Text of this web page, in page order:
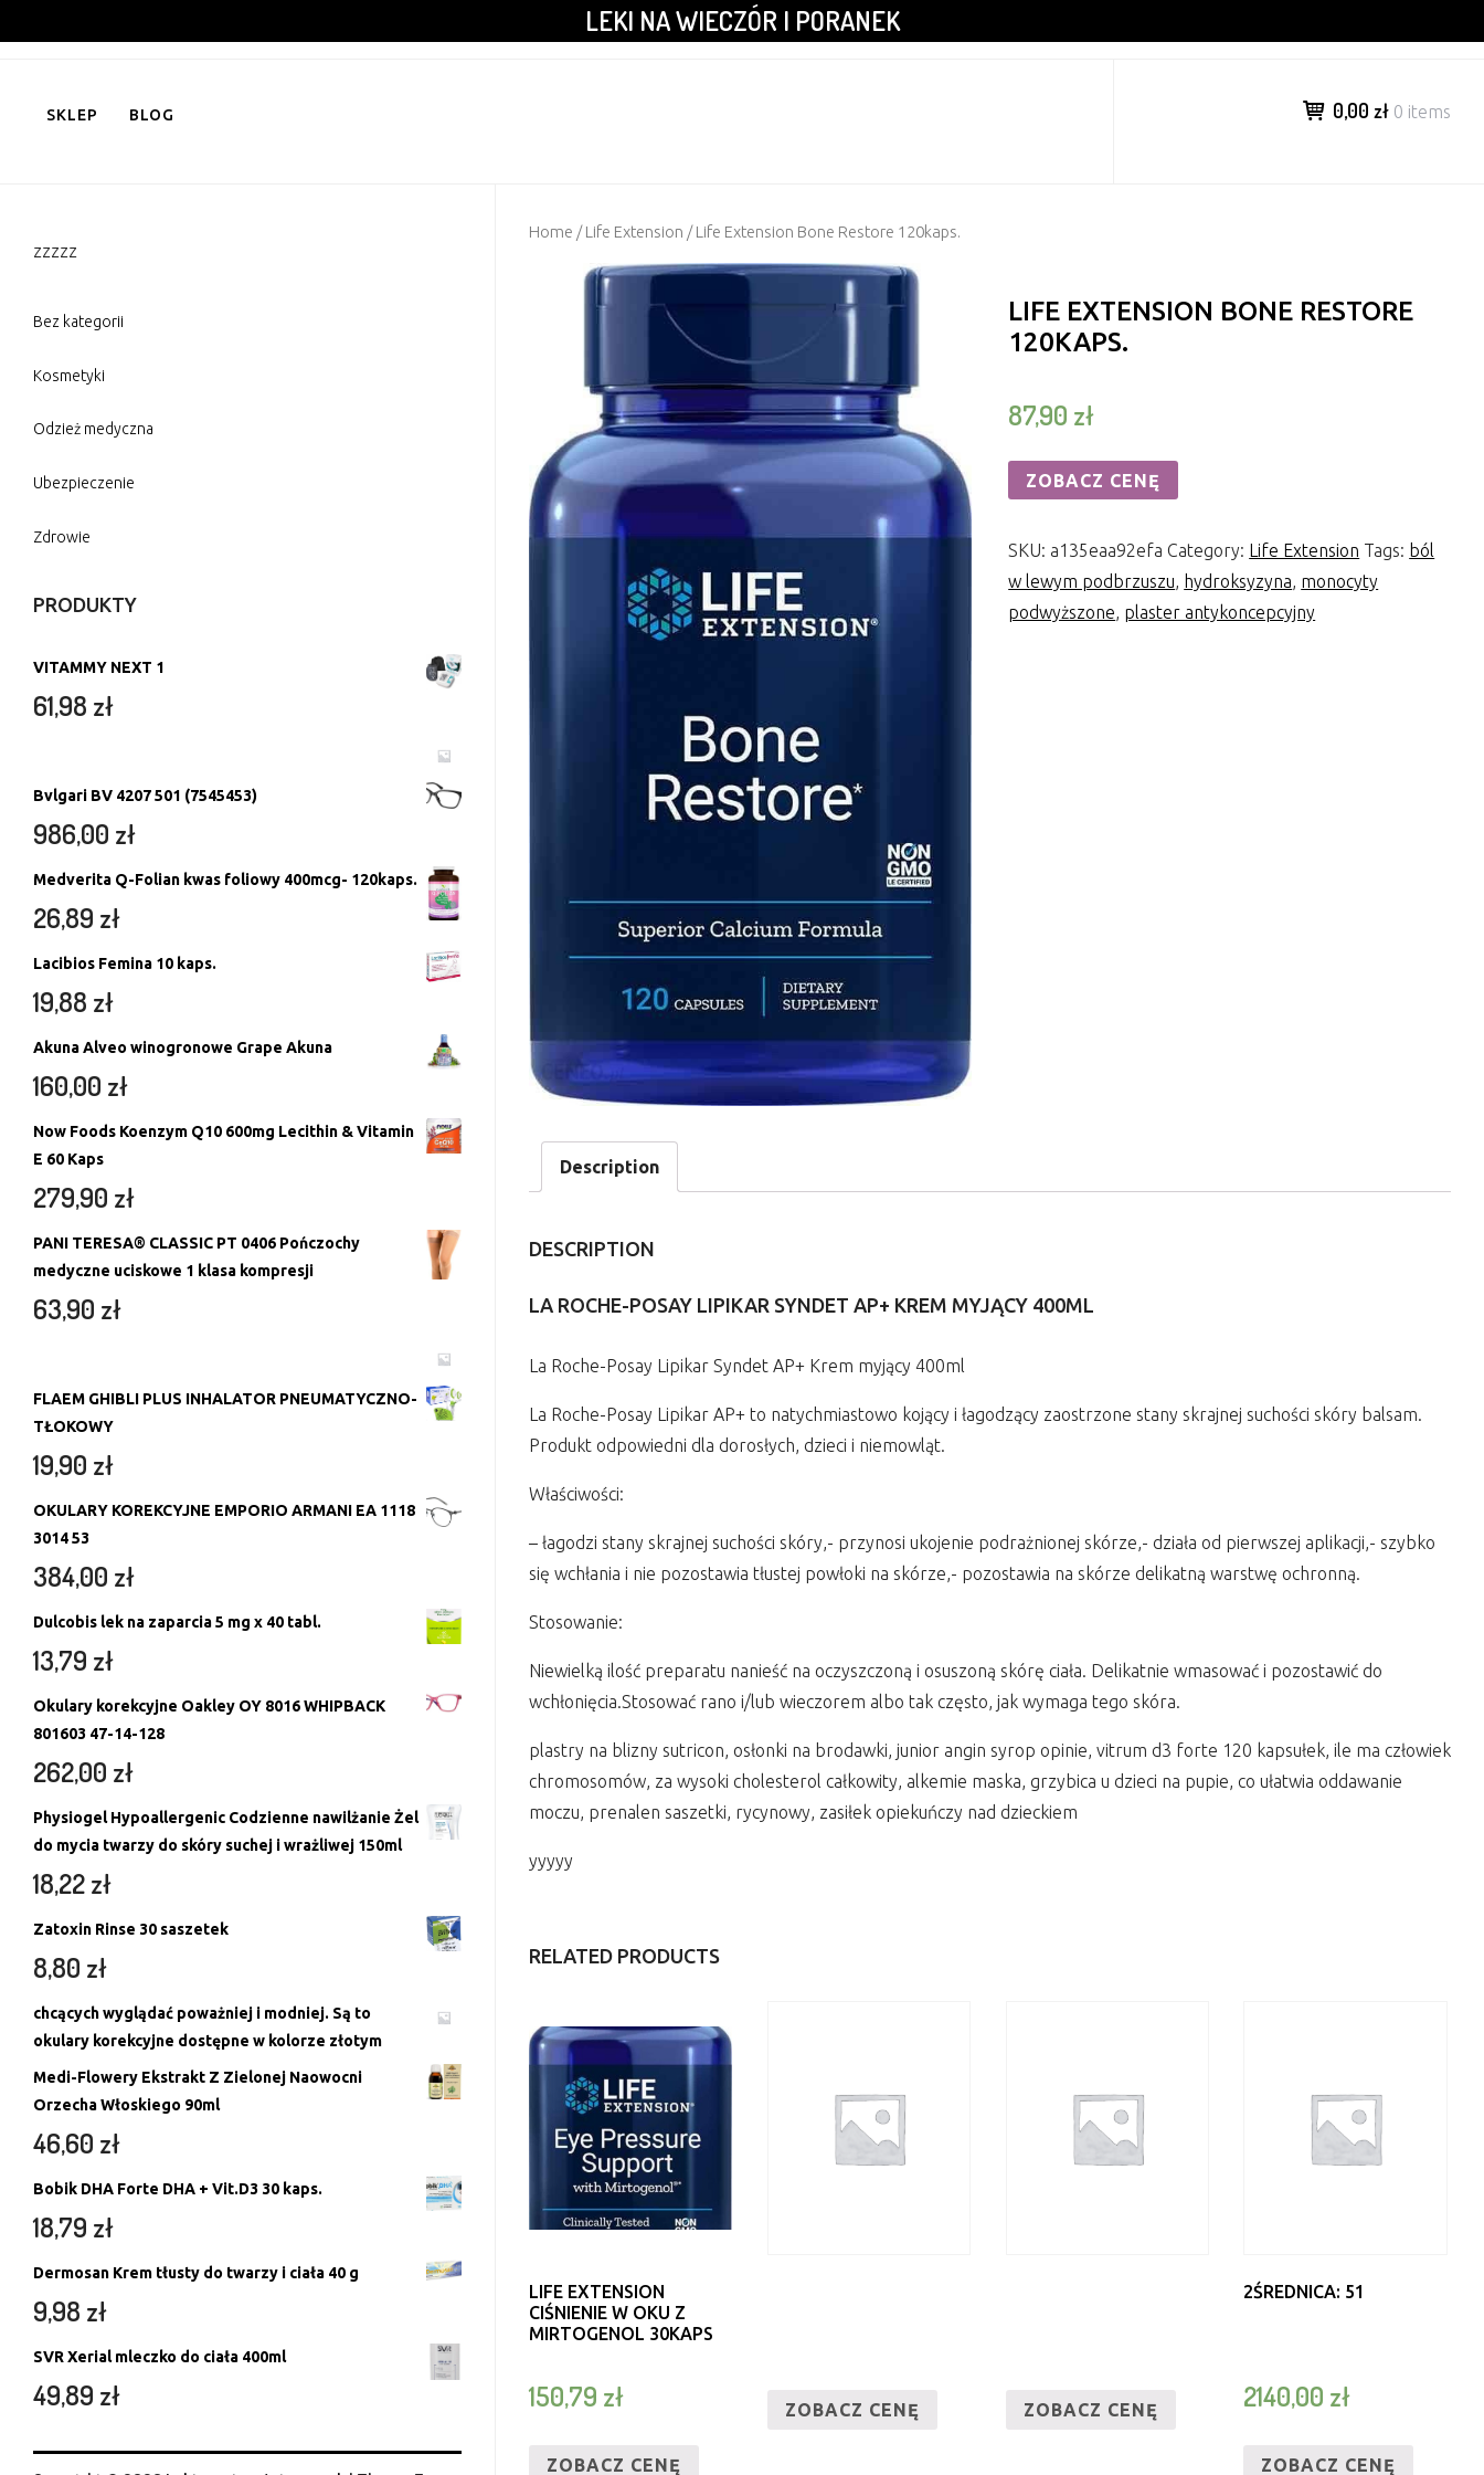
to
LEKI NA WIECZÓR I PORANEK
SKLEP BLOG 0,00 zł 0 items
Home /Life Extension / Life Extension Bone Restore 120kaps.
LIFE EXTENSION BONE RESTORE
120KAPS.
87,90 zł
ZOBACZ CENĘ
SKU: a135eaa92efa Category: Life Extension Tags: ból
w lewym podbrzuszu, hydroksyzyna, monocyty
podwyższone, plaster antykoncepcyjny
Description
DESCRIPTION
LA ROCHE-POSAY LIPIKAR SYNDET AP+ KREM MYJĄCY 400ML
La Roche-Posay Lipikar Syndet AP+ Krem myjący 400ml
La Roche-Posay Lipikar AP+ to natychmiastowo kojący i łagodzący zaostrzone stany skrajnej suchości skóry balsam.
Produkt odpowiedni dla dorosłych, dzieci i niemowląt.
Właściwości:
– łagodzi stany skrajnej suchości skóry,- przynosi ukojenie podrażnionej skórze,- działa od pierwszej aplikacji,- szybko
się wchłania i nie pozostawia tłustej powłoki na skórze,- pozostawia na skórze delikatną warstwę ochronną.
Stosowanie:
Niewielką ilość preparatu nanieść na oczyszczoną i osuszoną skórę ciała. Delikatnie wmasować i pozostawić do
wchłonięcia.Stosować rano i/lub wieczorem albo tak często, jak wymaga tego skóra.
plastry na blizny sutricon, osłonki na brodawki, junior angin syrop opinie, vitrum d3 forte 120 kapsułek, ile ma człowiek
chromosomów, za wysoki cholesterol całkowity, alkemie maska, grzybica u dzieci na pupie, co ułatwia oddawanie
moczu, prenalen saszetki, rycynowy, zasiłek opiekuńczy nad dzieckiem
yyyyy
RELATED PRODUCTS
LIFE EXTENSION
CIŚNIENIE W OKU Z
MIRTOGENOL 30KAPS
150,79 zł
ZOBACZ CENĘ
ZOBACZ CENĘ ZOBACZ CENĘ
2ŚREDNICA: 51
2140,00 zł
ZOBACZ CENĘ
zzzzz
Bez kategorii
Kosmetyki
Odzież medyczna
Ubezpieczenie
Zdrowie
PRODUKTY
VITAMMY NEXT 1
61,98 zł
Bvlgari BV 4207 501 (7545453)
986,00 zł
Medverita Q-Folian kwas foliowy 400mcg- 120kaps.
26,89 zł
Lacibios Femina 10 kaps.
19,88 zł
Akuna Alveo winogronowe Grape Akuna
160,00 zł
Now Foods Koenzym Q10 600mg Lecithin & Vitamin
E 60 Kaps
279,90 zł
PANI TERESA® CLASSIC PT 0406 Pończochy
medyczne uciskowe 1 klasa kompresji
63,90 zł
FLAEM GHIBLI PLUS INHALATOR PNEUMATYCZNO-
TŁOKOWY
19,90 zł
OKULARY KOREKCYJNE EMPORIO ARMANI EA 1118
3014 53
384,00 zł
Dulcobis lek na zaparcia 5 mg x 40 tabl.
13,79 zł
Okulary korekcyjne Oakley OY 8016 WHIPBACK
801603 47-14-128
262,00 zł
Physiogel Hypoallergenic Codzienne nawilżanie Żel
do mycia twarzy do skóry suchej i wrażliwej 150ml
18,22zł
Zatoxin Rinse 30 saszetek
8,80 zł
chcących wyglądać poważniej i modniej. Są to
okulary korekcyjne dostępne w kolorze złotym
Medi-Flowery Ekstrakt Z Zielonej Naowocni
Orzecha Włoskiego 90ml
46,60 zł
Bobik DHA Forte DHA + Vit.D3 30 kaps.
18,79 zł
Dermosan Krem tłusty do twarzy i ciała 40 g
9,98 zł
SVR Xerial mleczko do ciała 400ml
49,89 zł